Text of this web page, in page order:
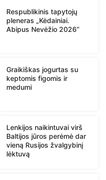
Respublikinis tapytojų
pleneras „Kėdainiai.
Abipus Nevėžio 2026“
Graikiškas jogurtas su
keptomis figomis ir
medumi
Lenkijos naikintuvai virš
Baltijos jūros perėmė dar
vieną Rusijos žvalgybinį
lėktuvą